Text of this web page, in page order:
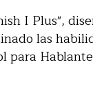
I Plus",
las
para